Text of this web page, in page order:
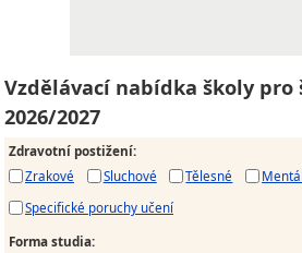
Vzdělávací nabídka školy pro
2026/2027
Zdravotní postižení:
Zrakové
Sluchové Tělesné
Specifické poruchy učení
Forma studia: